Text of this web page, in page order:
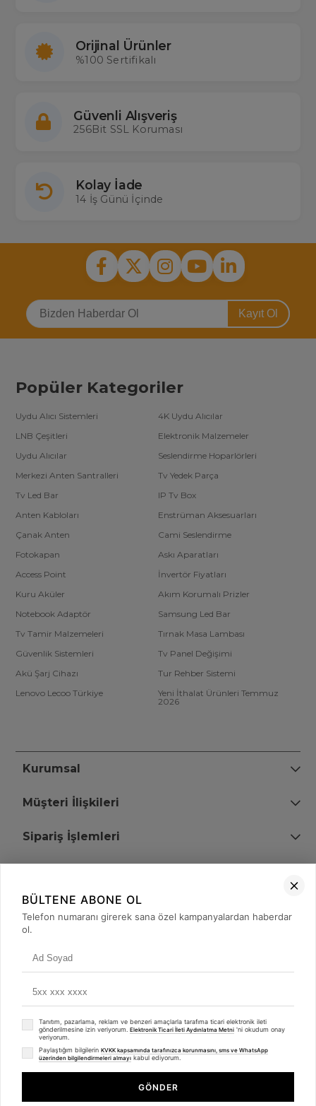
Orijinal Ürünler
%100 Sertifikalı
Güvenli Alışveriş
256Bit SSL Koruması
Kolay İade
14 İş Günü İçinde
Kayıt Ol
Popüler Kategoriler
Uydu Alıcı Sistemleri
4K Uydu Alıcılar
LNB Çeşitleri
Elektronik Malzemeler
Uydu Alıcılar
Seslendirme Hoparlörleri
Merkezi Anten Santralleri
Tv Yedek Parça
Tv Led Bar
IP Tv Box
Anten Kabloları
Enstrüman Aksesuarları
Çanak Anten
Cami Seslendirme
Fotokapan
Askı Aparatları
Access Point
İnvertör Fiyatları
Kuru Aküler
Akım Korumalı Prizler
Notebook Adaptör
Samsung Led Bar
Tv Tamir Malzemeleri
Tırnak Masa Lambası
Güvenlik Sistemleri
Tv Panel Değişimi
Akü Şarj Cihazı
Tur Rehber Sistemi
Lenovo Lecoo Türkiye
Yeni İthalat Ürünleri Temmuz
2026
Kurumsal
Müşteri İlişkileri
Sipariş İşlemleri
+90 (850) 473 08 08
© 2008 - 2026merterelektronik.com
- Tüm Hakları Saklıdır. Kredi kartı bilgileriniz 256bit SSL sertifikası ile
Whatsapp
BÜLTENE ABONE OL
Telefon numaranı girerek sana özel kampanyalardan haberdar
ol.
Tanıtım, pazarlama, reklam ve benzeri amaçlarla tarafıma ticari elektronik ileti
gönderilmesine izin veriyorum. Elektronik Ticari İleti Aydınlatma Metni 'ni okudum onay
veriyorum.
Paylaştığım bilgilerin KVKK kapsamında tarafınızca korunmasını, sms ve WhatsApp
üzerinden bilgilendirmeleri almayı kabul ediyorum.
GÖNDER